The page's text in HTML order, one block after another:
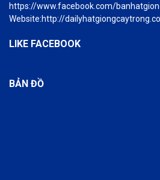
https://www.facebook.com/
Website:http://
LIKE FACEBOOK
BẢN ĐỒ